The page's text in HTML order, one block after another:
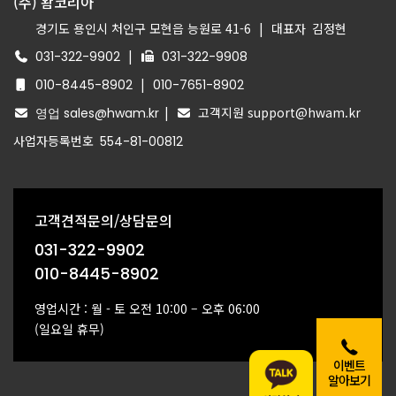
이벤트
알아보기
경기도 용인시 처인구 모현읍 능원로 41-6 | 대표자 김정현
031-322-9902 |
031-322-9908
010-8445-8902 | 010-7651-8902
영업 sales@hwam.kr |
고객지원 support@hwam.kr
사업자등록번호 554-81-00812
고객견적문의/상담문의
031-322-9902
010-8445-8902
영업시간 : 월 - 토 오전 10:00 – 오후 06:00
(일요일 휴무)